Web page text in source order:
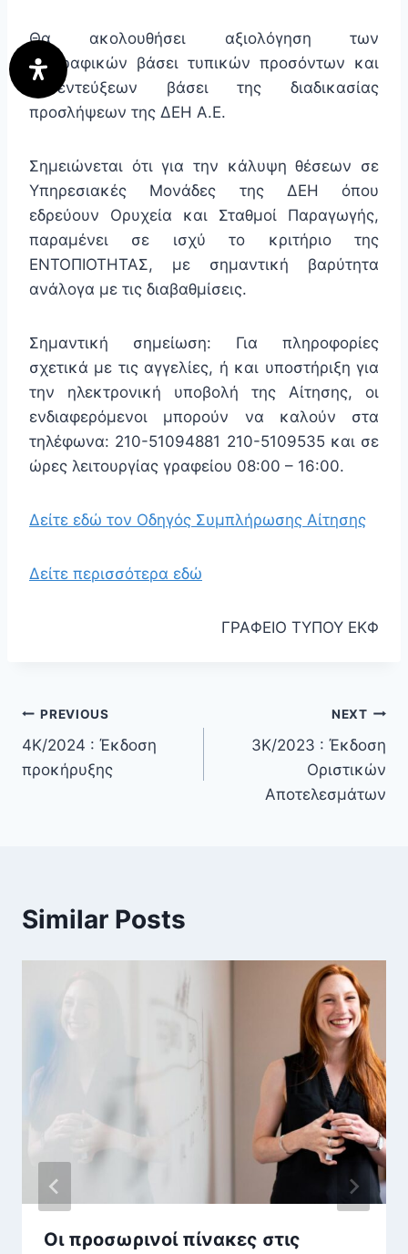
Θα ακολουθήσει αξιολόγηση των
Βιογραφικών βάσει τυπικών προσόντων και
συνεντεύξεων βάσει της διαδικασίας
προσλήψεων της ΔΕΗ Α.Ε.
Σημειώνεται ότι για την κάλυψη θέσεων σε
Υπηρεσιακές Μονάδες της ΔΕΗ όπου
εδρεύουν Ορυχεία και Σταθμοί Παραγωγής,
παραμένει σε ισχύ το κριτήριο της
ΕΝΤΟΠΙΟΤΗΤΑΣ, με σημαντική βαρύτητα
ανάλογα με τις διαβαθμίσεις.
Σημαντική σημείωση: Για πληροφορίες
σχετικά με τις αγγελίες, ή και υποστήριξη για
την ηλεκτρονική υποβολή της Αίτησης, οι
ενδιαφερόμενοι μπορούν να καλούν στα
τηλέφωνα: 210-51094881 210-5109535 και σε
ώρες λειτουργίας γραφείου 08:00 – 16:00.
Δείτε εδώ τον Οδηγός Συμπλήρωσης Αίτησης
Δείτε περισσότερα εδώ
ΓΡΑΦΕΙΟ ΤΥΠΟΥ ΕΚΦ
PREVIOUS
4Κ/2024 : Έκδοση
προκήρυξης
NEXT
3Κ/2023 : Έκδοση
Οριστικών
Αποτελεσμάτων
Similar Posts
Οι προσωρινοί πίνακες στις